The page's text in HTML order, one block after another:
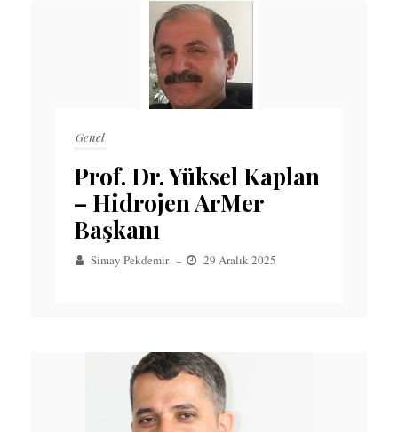
Genel
Prof. Dr. Yüksel Kaplan
– Hidrojen ArMer
Başkanı
Simay Pekdemir – 29 Aralık 2025